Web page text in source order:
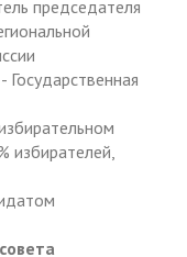
председателя
избирателей,